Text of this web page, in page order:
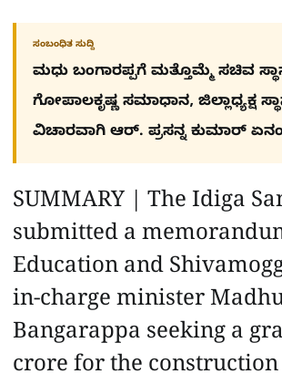
ಸಂಬಂಧಿತ ಸುದ್ದಿ
ಮಧು ಬಂಗಾರಪ್ಪಗೆ ಮತ್ತೊಮ್ಮೆ ಸಚಿವ
ಗೋಪಾಲಕೃಷ್ಣ ಸಮಾಧಾನ, ಜಿಲ್ಲಾಧ್ಯಕ್ಷ
ವಿಚಾರವಾಗಿ ಆರ್. ಪ್ರಸನ್ನ ಕುಮಾರ್
SUMMARY | The Idiga
submitted a
Education and
in-charge minister
Bangarappa seeking a